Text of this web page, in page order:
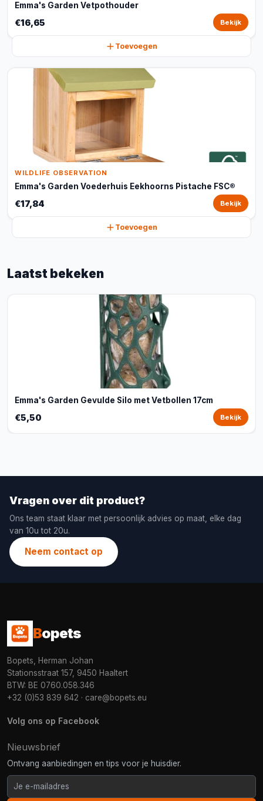
Emma's Garden Vetpothouder
€16,65 Bekijk
Toevoegen
WILDLIFE OBSERVATION
Emma's Garden Voederhuis Eekhoorns Pistache FSC®
€17,84 Bekijk
Toevoegen
Laatst bekeken
Emma's Garden Gevulde Silo met Vetbollen 17cm
€5,50 Bekijk
Vragen over dit product?
Ons team staat klaar met persoonlijk advies op maat, elke dag
van 10u tot 20u.
Neem contact op
Bopets
Bopets, Herman Johan
Stationsstraat 157, 9450 Haaltert
BTW: BE 0760.058.346
+32 (0)53 839 642 · care@bopets.eu
Volg ons op Facebook
Nieuwsbrief
Ontvang aanbiedingen en tips voor je huisdier.